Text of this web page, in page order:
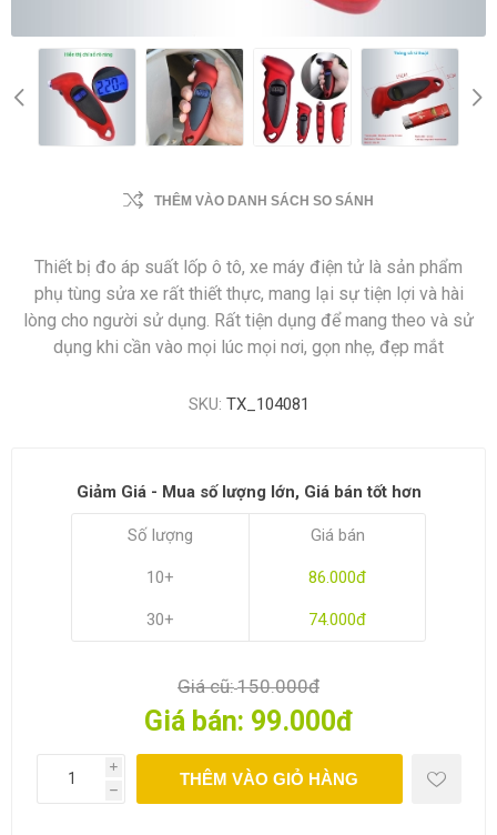
THÊM VÀO DANH SÁCH SO SÁNH
Thiết bị đo áp suất lốp ô tô, xe máy điện tử là sản phẩm
phụ tùng sửa xe rất thiết thực, mang lại sự tiện lợi và hài
lòng cho người sử dụng. Rất tiện dụng để mang theo và sử
dụng khi cần vào mọi lúc mọi nơi, gọn nhẹ, đẹp mắt
SKU: TX_104081
Giảm Giá - Mua số lượng lớn, Giá bán tốt hơn
Số lượng
10+
30+
Giá bán
86.000đ
74.000đ
Giá cũ:150.000đ
Giá bán: 99.000đ
i
h
THÊM VÀO GIỎ HÀNG